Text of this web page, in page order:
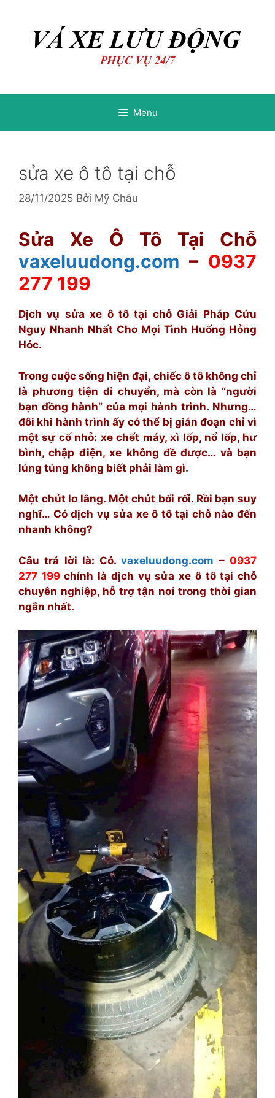
Menu
sửa xe ô tô tại chỗ
28/11/2025 Bởi Mỹ Châu
Sửa Xe Ô Tô Tại Chỗ
vaxeluudong.com – 0937
277 199
Dịch vụ sửa xe ô tô tại chỗ Giải Pháp Cứu
Nguy Nhanh Nhất Cho Mọi Tình Huống Hỏng
Hóc.
Trong cuộc sống hiện đại, chiếc ô tô không chỉ
là phương tiện di chuyển, mà còn là “người
bạn đồng hành” của mọi hành trình. Nhưng…
đôi khi hành trình ấy có thể bị gián đoạn chỉ vì
một sự cố nhỏ: xe chết máy, xì lốp, nổ lốp, hư
bình, chập điện, xe không đề được… và bạn
lúng túng không biết phải làm gì.
Một chút lo lắng. Một chút bối rối. Rồi bạn suy
nghĩ… Có dịch vụ sửa xe ô tô tại chỗ nào đến
nhanh không?
Câu trả lời là: Có.vaxeluudong.com –0937
277 199 chính là dịch vụ sửa xe ô tô tại chỗ
chuyên nghiệp, hỗ trợ tận nơi trong thời gian
ngắn nhất.